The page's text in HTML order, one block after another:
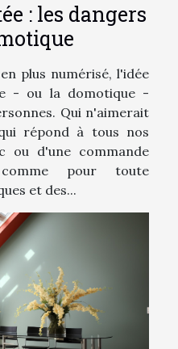
: les dangers
plus numérisé, l'idée
- ou la domotique -
Qui n'aimerait
répond à tous nos
ou d'une commande
comme pour toute
et des...